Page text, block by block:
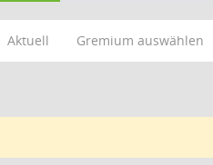
Aktuell Gremium auswählen